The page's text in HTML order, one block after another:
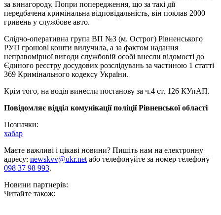
за винагороду. Попри попередження, що за такі дії
передбачена кримінальна відповідальність, він поклав 2000
гривень у службове авто.
Слідчо-оперативна група ВП №3 (м. Острог) Рівненського
РУП грошові кошти вилучила, а за фактом надання
неправомірної вигоди службовій особі внесли відомості до
Єдиного реєстру досудових розслідувань за частиною 1 статті
369 Кримінального кодексу України.
Крім того, на водія винесли постанову за ч.4 ст. 126 КУпАП.
Повідомляє відділ комунікації поліції Рівненської області
Позначки:
хабар
Маєте важливі і цікаві новини? Пишіть нам на електронну
адресу: newskvv@ukr.netабо телефонуйте за номер телефону
098 37 98 993.
Новини партнерів:
Читайте також: